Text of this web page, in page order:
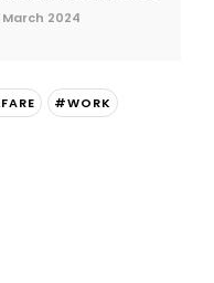
March 2024
#WORK